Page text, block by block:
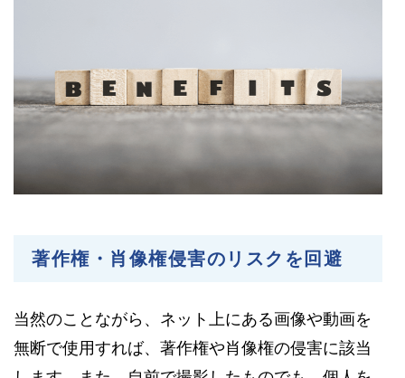
著作権・肖像権侵害のリスクを回避
当然のことながら、ネット上にある画像や動画を
無断で使用すれば、著作権や肖像権の侵害に該当